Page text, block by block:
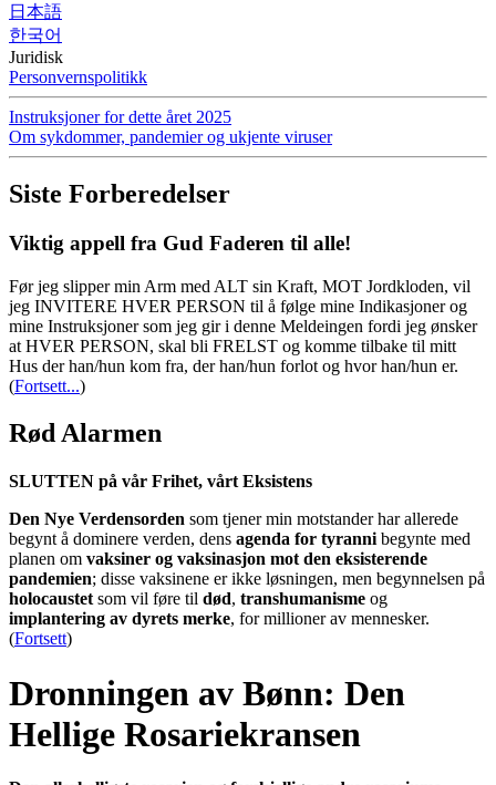
日本語
한국어
Juridisk
Personvernspolitikk
Instruksjoner for dette året 2025
Om sykdommer, pandemier og ukjente viruser
Siste Forberedelser
Viktig appell fra Gud Faderen til alle!
Før jeg slipper min Arm med ALT sin Kraft, MOT Jordkloden, vil
jeg INVITERE HVER PERSON til å følge mine Indikasjoner og
mine Instruksjoner som jeg gir i denne Meldeingen fordi jeg ønsker
at HVER PERSON, skal bli FRELST og komme tilbake til mitt
Hus der han/hun kom fra, der han/hun forlot og hvor han/hun er.
(Fortsett...)
Rød Alarmen
SLUTTEN på vår Frihet, vårt Eksistens
Den Nye Verdensorden som tjener min motstander har allerede
begynt å dominere verden, dens agenda for tyranni begynte med
planen om vaksiner og vaksinasjon mot den eksisterende
pandemien; disse vaksinene er ikke løsningen, men begynnelsen på
holocaustet som vil føre til død, transhumanisme og
implantering av dyrets merke, for millioner av mennesker.
(Fortsett)
Dronningen av Bønn: Den
Hellige Rosariekransen